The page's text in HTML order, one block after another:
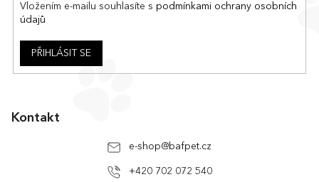
Vložením e-mailu souhlasíte s podmínkami ochrany osobních
údajů
PŘIHLÁSIT SE
Kontakt
e-shop@bafpet.cz
+420 702 072 540